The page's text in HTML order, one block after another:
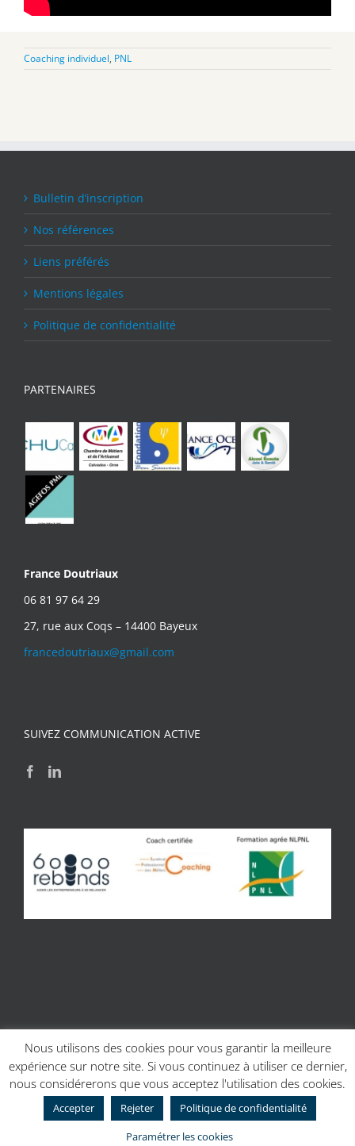
Coaching individuel, PNL
Bulletin d’inscription
Nos références
Liens préférés
Mentions légales
Politique de confidentialité
PARTENAIRES
France Doutriaux
06 81 97 64 29
27, rue aux Coqs – 14400 Bayeux
francedoutriaux@gmail.com
SUIVEZ COMMUNICATION ACTIVE
© Copyright 2017 | Site réalisé parCharline Budor - Création site
internet Caen| Création graphiqueCréation graphique - Couleur
Scribe
Facebook
Nous utilisons des cookies pour vous garantir la meilleure
expérience sur notre site. Si vous continuez à utiliser ce dernier,
nous considérerons que vous acceptez l'utilisation des cookies.
Accepter Rejeter
Politique de confidentialité
Paramétrer les cookies